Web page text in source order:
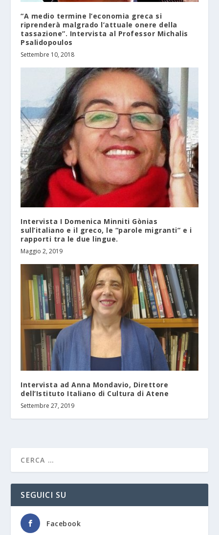
“A medio termine l’economia greca si
riprenderà malgrado l’attuale onere della
tassazione”. Intervista al Professor Michalis
Psalidopoulos
Settembre 10, 2018
Intervista I Domenica Minniti Gònias
sull’italiano e il greco, le “parole migranti” e i
rapporti tra le due lingue.
Maggio 2, 2019
Intervista ad Anna Mondavio, Direttore
dell’Istituto Italiano di Cultura di Atene
Settembre 27, 2019
SEGUICI SU
Facebook